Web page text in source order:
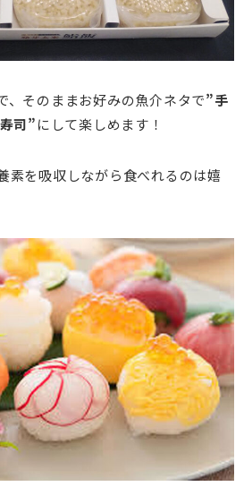
、そのままお好みの魚介ネタで”手
司”にして楽しめます！
素を吸収しながら食べれるのは嬉